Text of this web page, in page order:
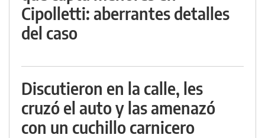
Cipolletti: aberrantes detalles
del caso
Discutieron en la calle, les
cruzó el auto y las amenazó
con un cuchillo carnicero